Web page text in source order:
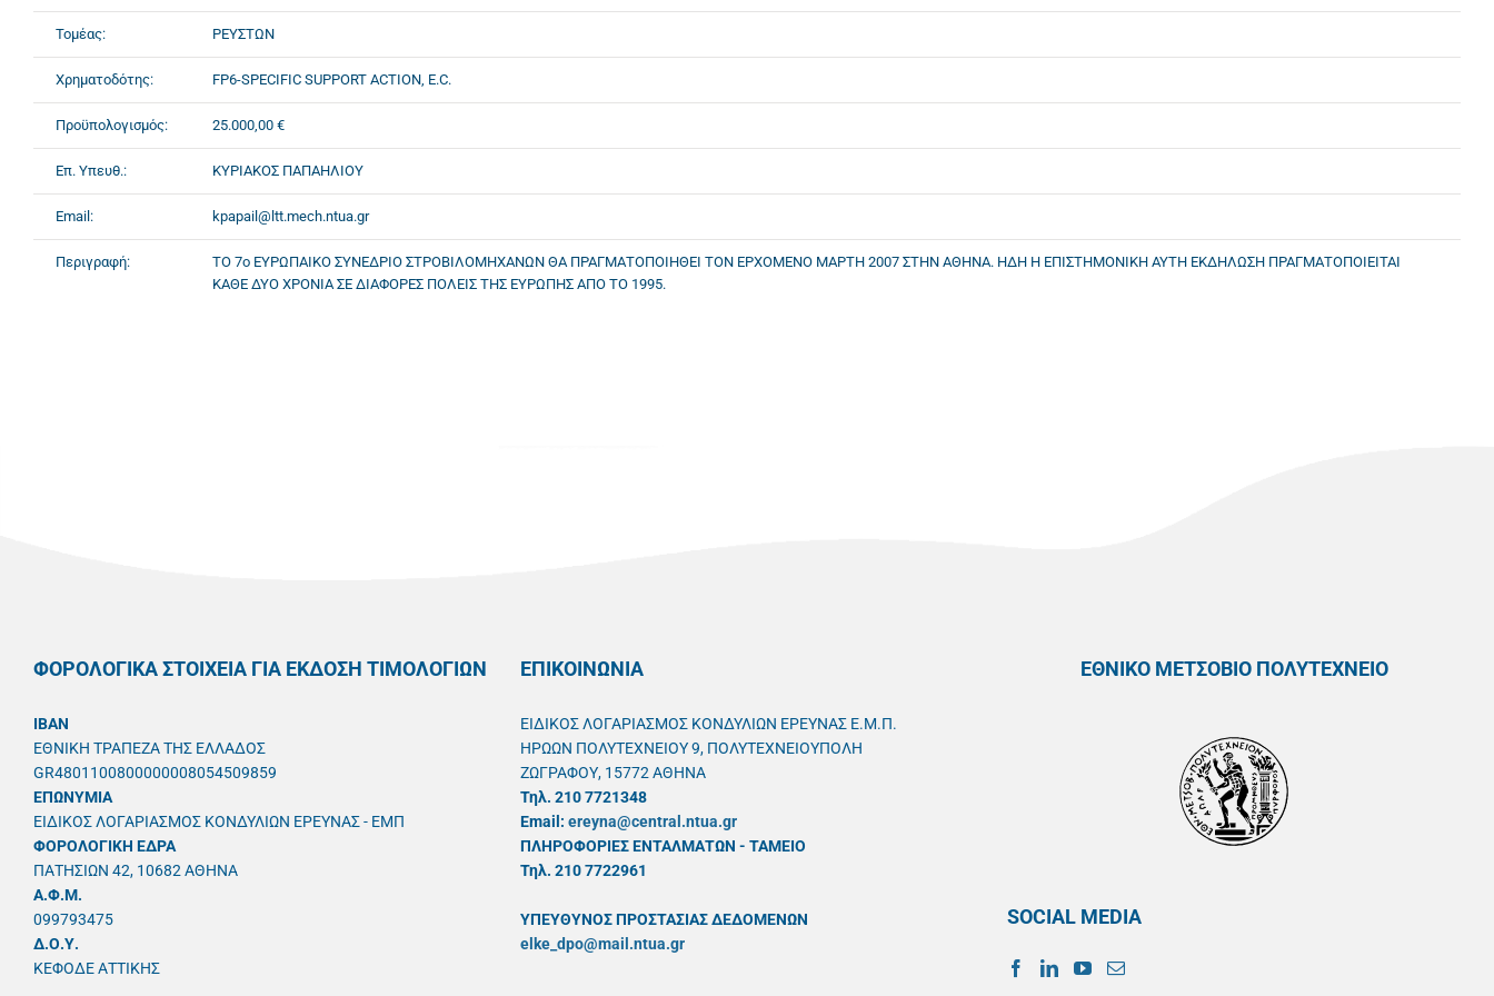
Τομέας: ΡΕΥΣΤΩΝ
Χρηματοδότης: FP6-SPECIFIC SUPPORT ACTION, E.C.
Προϋπολογισμός: 25.000,00 €
Επ. Υπευθ.: ΚΥΡΙΑΚΟΣ ΠΑΠΑΗΛΙΟΥ
Email: kpapail@ltt.mech.ntua.gr
Περιγραφή:
ΤΟ 7ο ΕΥΡΩΠΑΙΚΟ ΣΥΝΕΔΡΙΟ ΣΤΡΟΒΙΛΟΜΗΧΑΝΩΝ ΘΑ ΠΡΑΓΜΑΤΟΠΟΙΗΘΕΙ ΤΟΝ ΕΡΧΟΜΕΝΟ ΜΑΡΤΗ 2007 ΣΤΗΝ ΑΘΗΝΑ. ΗΔΗ Η ΕΠΙΣΤΗΜΟΝΙΚΗ ΑΥΤΗ ΕΚΔΗΛΩΣΗ ΠΡΑΓΜΑΤΟΠΟΙΕΙΤΑΙ
ΚΑΘΕ ΔΥΟ ΧΡΟΝΙΑ ΣΕ ΔΙΑΦΟΡΕΣ ΠΟΛΕΙΣ ΤΗΣ ΕΥΡΩΠΗΣ ΑΠΟ ΤΟ 1995.
ΦΟΡΟΛΟΓΙΚΑ ΣΤΟΙΧΕΙΑ ΓΙΑ ΕΚΔΟΣΗ ΤΙΜΟΛΟΓΙΩΝ
IBAN
ΕΘΝΙΚΗ ΤΡΑΠΕΖΑ ΤΗΣ ΕΛΛΑΔΟΣ
GR4801100800000008054509859
ΕΠΩΝΥΜΙΑ
ΕΙΔΙΚΟΣ ΛΟΓΑΡΙΑΣΜΟΣ ΚΟΝΔΥΛΙΩΝ ΕΡΕΥΝΑΣ - ΕΜΠ
ΦΟΡΟΛΟΓΙΚΗ ΕΔΡΑ
ΠΑΤΗΣΙΩΝ 42, 10682 ΑΘΗΝΑ
A.Φ.Μ.
099793475
Δ.Ο.Υ.
ΚΕΦΟΔΕ ΑΤΤΙΚΗΣ
ΕΠΙΚΟΙΝΩΝΙΑ
ΕΙΔΙΚΟΣ ΛΟΓΑΡΙΑΣΜΟΣ ΚΟΝΔΥΛΙΩΝ ΕΡΕΥΝΑΣ Ε.Μ.Π.
ΗΡΩΩΝ ΠΟΛΥΤΕΧΝΕΙΟΥ 9, ΠΟΛΥΤΕΧΝΕΙΟΥΠΟΛΗ
ΖΩΓΡΑΦΟΥ, 15772 ΑΘΗΝΑ
Τηλ. 210 7721348
Email: ereyna@central.ntua.gr
ΠΛΗΡΟΦΟΡΙΕΣ ΕΝΤΑΛΜΑΤΩΝ - ΤΑΜΕΙΟ
Τηλ. 210 7722961
ΥΠΕΥΘYΝΟΣ ΠΡΟΣΤΑΣΙΑΣ ΔΕΔΟΜΕΝΩΝ
elke_dpo@mail.ntua.gr
ΕΘΝΙΚΟ ΜΕΤΣΟΒΙΟ ΠΟΛΥΤΕΧΝΕΙΟ
SOCIAL MEDIA